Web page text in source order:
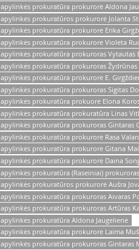
prokuratūra prokurorė Aldona
prokuratūros prokurorė Jolanta
prokuratūra prokurorė Erika
prokuratūra prokurorė Violeta
prokuratūra prokuroras Vytautas
prokuratūra prokuroras Žydrūnas
prokuratūra prokurorė E.
prokuratūra prokuroras Sigitas
prokuratūra prokuorė Elona
prokuratūra prokuratūra Linas
prokuratūra prokuroras Gintaras
prokuratūra prokurorė Rasa
prokuratūra prokurorė Gitana
prokuratūra prokurorė Daina
prokuratūra (Raseiniai)
prokuratūros prokurorė Aušra
prokuratūra prokuroras Aivaras
prokuratūra prokuroras Artūras
prokuratūra Aldona Jaugelienė
prokuratūra prokurorė Laima
prokuratūra prokuroras Gintaras